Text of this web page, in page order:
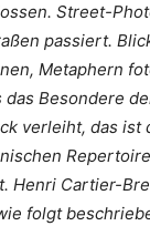
Street-
passiert.
Metaphern
das Besondere
verleiht, das ist
Henri Cartier-
folgt